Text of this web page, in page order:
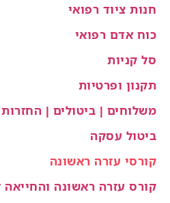
חנות ציוד רפואי
כוח אדם רפואי
סל קניות
תקנון ופרטיות
משלוחים | ביטולים | החזרות
ביטול עסקה
קורסי עזרה ראשונה
קורס עזרה ראשונה והחייאה